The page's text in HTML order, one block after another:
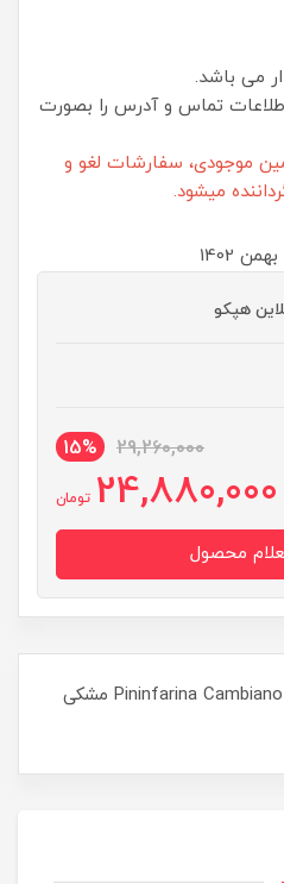
می باشد.
تماس و آدرس را بصورت
موجودی، سفارشات لغو و
میشود.
هپکو
29,260,000
15%
24,880,000 تومان
خودکار ماندگار فوراور مدل Pininfarina Cambiano مشکی